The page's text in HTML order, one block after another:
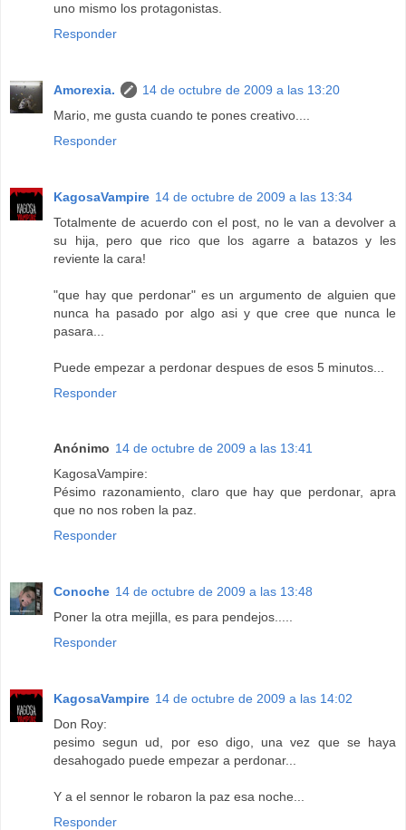
uno mismo los protagonistas.
Responder
Amorexia.
14 de octubre de 2009 a las 13:20
Mario, me gusta cuando te pones creativo....
Responder
KagosaVampire 14 de octubre de 2009 a las 13:34
Totalmente de acuerdo con el post, no le van a devolver a
su hija, pero que rico que los agarre a batazos y les
reviente la cara!
"que hay que perdonar" es un argumento de alguien que
nunca ha pasado por algo asi y que cree que nunca le
pasara...
Puede empezar a perdonar despues de esos 5 minutos...
Responder
Anónimo 14 de octubre de 2009 a las 13:41
KagosaVampire:
Pésimo razonamiento, claro que hay que perdonar, apra
que no nos roben la paz.
Responder
Conoche 14 de octubre de 2009 a las 13:48
Poner la otra mejilla, es para pendejos.....
Responder
KagosaVampire 14 de octubre de 2009 a las 14:02
Don Roy:
pesimo segun ud, por eso digo, una vez que se haya
desahogado puede empezar a perdonar...
Y a el sennor le robaron la paz esa noche...
Responder